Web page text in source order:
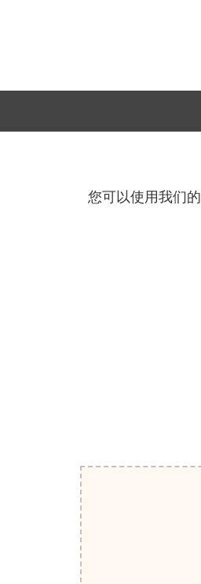
您可以使用我们的